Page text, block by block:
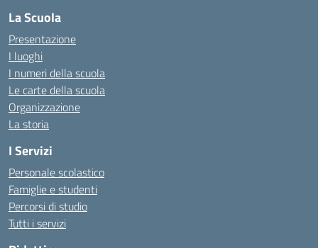
La Scuola
Presentazione
I luoghi
I numeri della scuola
Le carte della scuola
Organizzazione
La storia
I Servizi
Personale scolastico
Famiglie e studenti
Percorsi di studio
Tutti i servizi